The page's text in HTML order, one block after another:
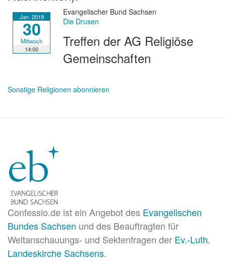
Jan. 2019
30
Mittwoch
14:00
Evangelischer Bund Sachsen
Die Drusen
Treffen der AG Religiöse
Gemeinschaften
Sonstige Religionen abonnieren
Confessio.de ist ein Angebot des Evangelischen
Bundes Sachsen und des Beauftragten für
Weltanschauungs- und Sektenfragen der Ev.-Luth.
Landeskirche Sachsens.